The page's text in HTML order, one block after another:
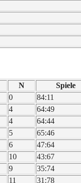
N
Spie­le
0
84:11
4
64:49
4
64:44
5
65:46
6
47:64
10
43:67
9
35:74
11
31:78